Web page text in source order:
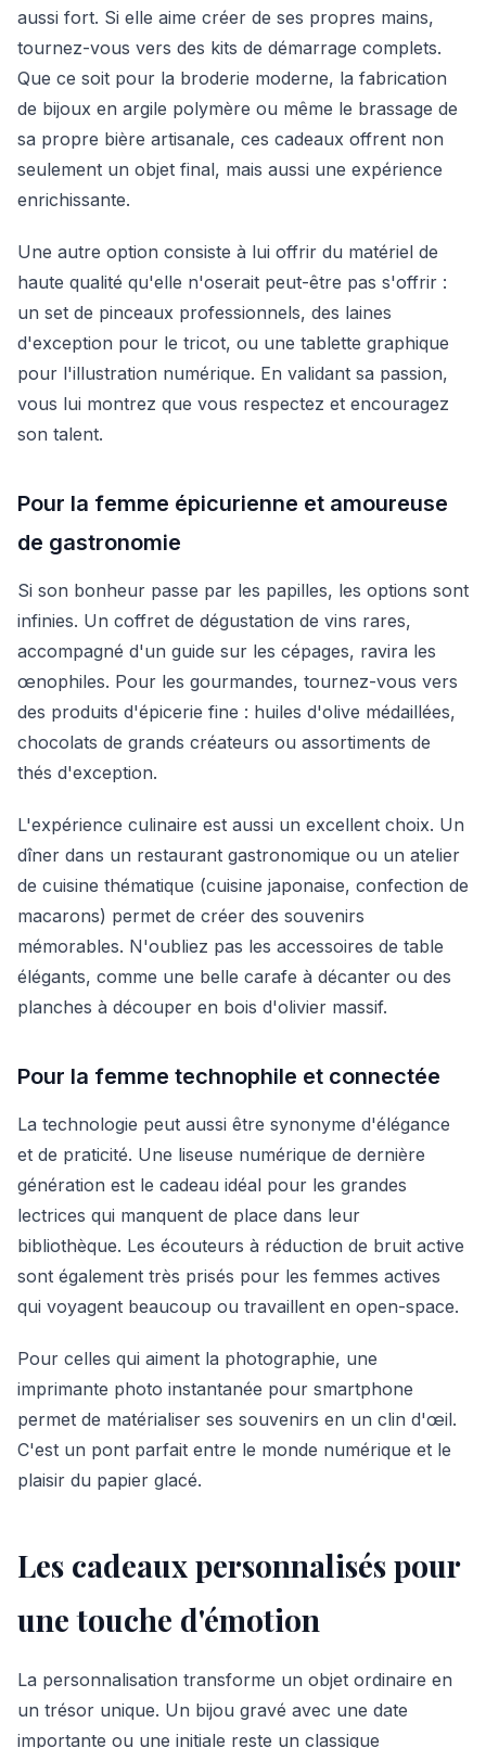
aussi fort. Si elle aime créer de ses propres mains,
tournez-vous vers des kits de démarrage complets.
Que ce soit pour la broderie moderne, la fabrication
de bijoux en argile polymère ou même le brassage de
sa propre bière artisanale, ces cadeaux offrent non
seulement un objet final, mais aussi une expérience
enrichissante.
Une autre option consiste à lui offrir du matériel de
haute qualité qu'elle n'oserait peut-être pas s'offrir :
un set de pinceaux professionnels, des laines
d'exception pour le tricot, ou une tablette graphique
pour l'illustration numérique. En validant sa passion,
vous lui montrez que vous respectez et encouragez
son talent.
Pour la femme épicurienne et amoureuse
de gastronomie
Si son bonheur passe par les papilles, les options sont
infinies. Un coffret de dégustation de vins rares,
accompagné d'un guide sur les cépages, ravira les
œnophiles. Pour les gourmandes, tournez-vous vers
des produits d'épicerie fine : huiles d'olive médaillées,
chocolats de grands créateurs ou assortiments de
thés d'exception.
L'expérience culinaire est aussi un excellent choix. Un
dîner dans un restaurant gastronomique ou un atelier
de cuisine thématique (cuisine japonaise, confection de
macarons) permet de créer des souvenirs
mémorables. N'oubliez pas les accessoires de table
élégants, comme une belle carafe à décanter ou des
planches à découper en bois d'olivier massif.
Pour la femme technophile et connectée
La technologie peut aussi être synonyme d'élégance
et de praticité. Une liseuse numérique de dernière
génération est le cadeau idéal pour les grandes
lectrices qui manquent de place dans leur
bibliothèque. Les écouteurs à réduction de bruit active
sont également très prisés pour les femmes actives
qui voyagent beaucoup ou travaillent en open-space.
Pour celles qui aiment la photographie, une
imprimante photo instantanée pour smartphone
permet de matérialiser ses souvenirs en un clin d'œil.
C'est un pont parfait entre le monde numérique et le
plaisir du papier glacé.
Les cadeaux personnalisés pour
une touche d'émotion
La personnalisation transforme un objet ordinaire en
un trésor unique. Un bijou gravé avec une date
importante ou une initiale reste un classique